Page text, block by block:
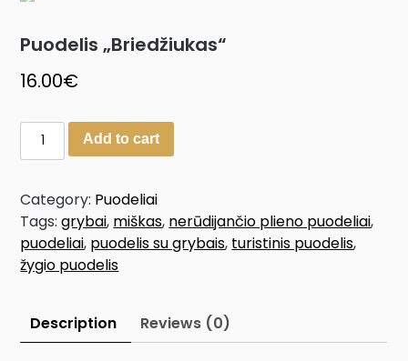
Puodelis „Briedžiukas“
16.00€
Add to cart
Category: Puodeliai
Tags:grybai, miškas, nerūdijančio plieno puodeliai,
puodeliai, puodelis su grybais, turistinis puodelis,
žygio puodelis
Description Reviews (0)